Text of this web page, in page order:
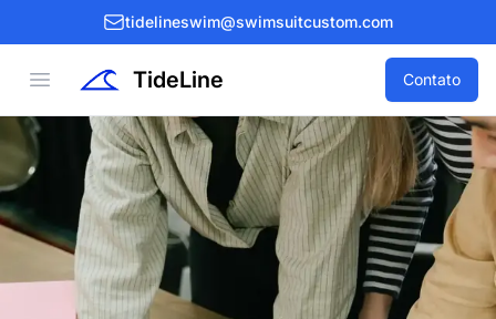
tidelineswim@swimsuitcustom.com
Open menu TideLine Contato